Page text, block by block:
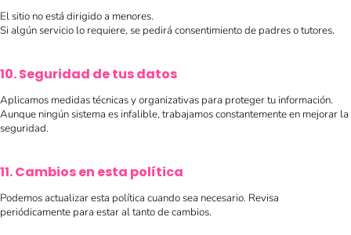
El sitio no está dirigido a menores.
Si algún servicio lo requiere, se pedirá consentimiento de padres o tutores.
10. Seguridad de tus datos
Aplicamos medidas técnicas y organizativas para proteger tu información.
Aunque ningún sistema es infalible, trabajamos constantemente en mejorar la
seguridad.
11. Cambios en esta política
Podemos actualizar esta política cuando sea necesario. Revisa
periódicamente para estar al tanto de cambios.